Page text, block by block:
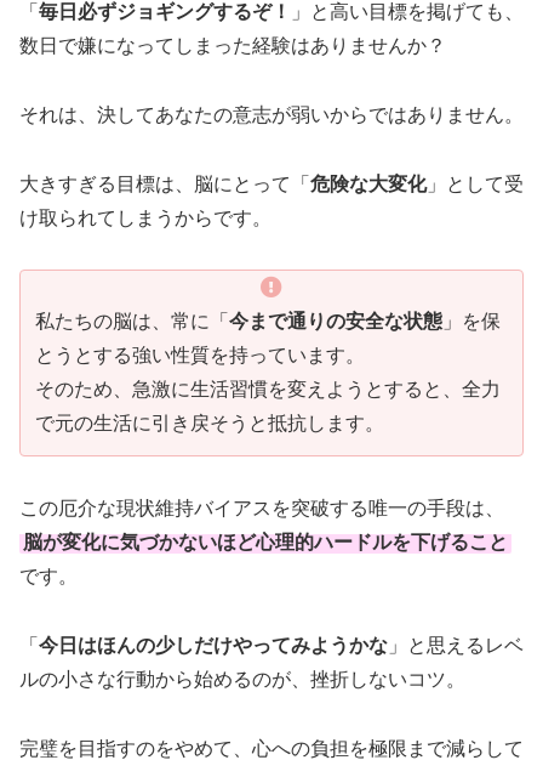
「 毎日必ずジョギングするぞ！
」と高い目標を掲げても、
数日で嫌になってしまった経験はありませんか？
それは、決してあなたの意志が弱いからではありません。
大きすぎる目標は、脳にとって「 危険な大変化」として受
け取られてしまうからです。
私たちの脳は、常に「 今まで通りの安全な状態 」を保
とうとする強い性質を持っています。
そのため、急激に生活習慣を変えようとすると、全力
で元の生活に引き戻そうと抵抗します。
この厄介な現状維持バイアスを突破する唯一の手段は、
脳が変化に気づかないほど心理的ハードルを下げること
です。
「 今日はほんの少しだけやってみようかな 」と思えるレベ
ルの小さな行動から始めるのが、挫折しないコツ。
完璧を目指すのをやめて、心への負担を極限まで減らして